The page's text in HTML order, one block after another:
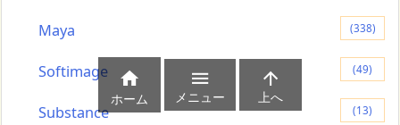
Maya (338)
Softimage (49)
Substance (13)

ホーム

メニュー

上へ